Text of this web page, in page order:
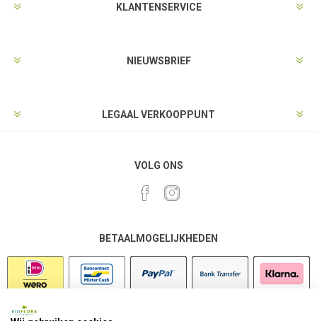
KLANTENSERVICE
NIEUWSBRIEF
LEGAAL VERKOOPPUNT
VOLG ONS
BETAALMOGELIJKHEDEN